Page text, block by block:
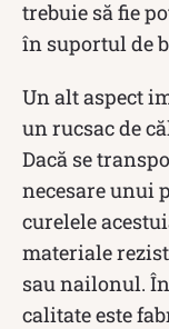
trebuie să fie
în suportul de
Un alt aspect
un rucsac de
Dacă se
necesare unui
curelele
materiale
sau nailonul.
calitate este